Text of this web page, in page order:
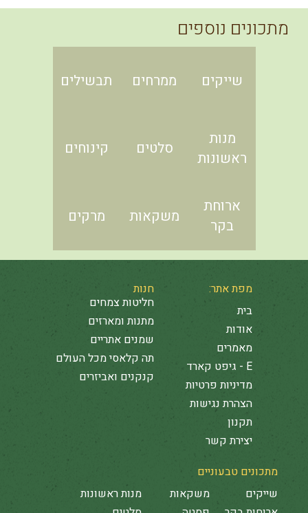
מתכונים נוספים
שייקים ממרחים תבשילים
מנות
ראשונות
סלטים קינוחים
ארוחת
בקר
משקאות מרקים
מפת אתר:
בית
אודות
מאמרים
E - גיפט קארד
מדיניות פרטיות
הצהרת נגישות
תקנון
יצירת קשר
חנות
חליטות צמחים
מתנות ומארזים
שמנים אתריים
תה קלאסי מכל העולם
קנקנים ואביזרים
מתכונים טבעוניים
שייקים
משקאות
מנות ראשונות